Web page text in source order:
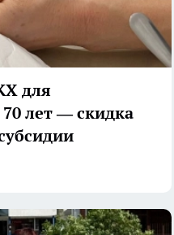
для
лет — скидка